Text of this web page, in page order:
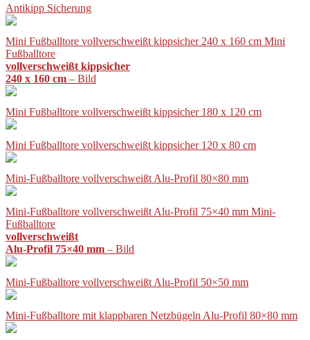
Antikipp Sicherung
Mini Fußballtore vollverschweißt kippsicher 240 x 160 cm Mini
Fußballtore
vollverschweißt kippsicher
240 x 160 cm – Bild
Mini Fußballtore vollverschweißt kippsicher 180 x 120 cm
Mini Fußballtore vollverschweißt kippsicher 120 x 80 cm
Mini-Fußballtore vollverschweißt Alu-Profil 80×80 mm
Mini-Fußballtore vollverschweißt Alu-Profil 75×40 mm Mini-
Fußballtore
vollverschweißt
Alu-Profil 75×40 mm – Bild
Mini-Fußballtore vollverschweißt Alu-Profil 50×50 mm
Mini-Fußballtore mit klappbaren Netzbügeln Alu-Profil 80×80 mm